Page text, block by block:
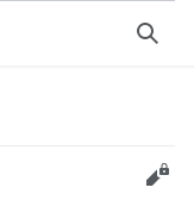
Søk
Rediger